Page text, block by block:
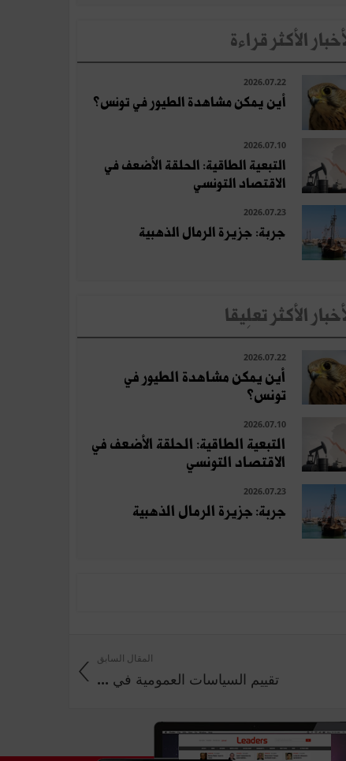
الأكثر قراءة
2026.07.22
أين يمكن مشاهدة الطيور في تونس؟
2026.07.10
التبعية الطاقية: الحلقة الأضعف في
الاقتصاد التونسي
2026.07.23
جربة: جزيرة الرمال الذهبية
الأكثر تعلِيقا
2026.07.22
أين يمكن مشاهدة الطيور في
تونس؟
2026.07.10
التبعية الطاقية: الحلقة الأضعف في
الاقتصاد التونسي
2026.07.23
جربة: جزيرة الرمال الذهبية
المقال السابق
تقييم السياسات العمومية في ...